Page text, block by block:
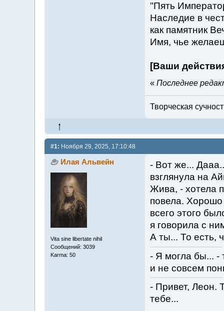
"Пять
Наследие в
как памятник
Имя, чье
[Ваши
« Последнее
Творческая
#1: Ноября 29, 2025, 17:10:48
Илая Альвейн
Vita sine libertate nihil
Сообщений: 3039
Karma: 50
- Вот же...
взглянула на
Жива, - хотела
повела.
всего этого
я говорила с
А ты... То есть,
- Я могла бы... -
и не совсем
- Привет, Леон.
тебе...